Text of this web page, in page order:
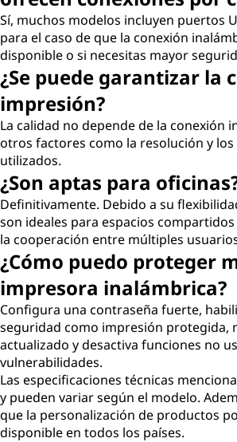
Sí, muchos modelos incluyen puertos
para el caso de que la conexión
disponible o si necesitas mayor
¿Se puede garantizar la
impresión?
La calidad no depende de la conexión
otros factores como la resolución y
utilizados.
¿Son aptas para
Definitivamente. Debido a su
son ideales para espacios
la cooperación entre múltiples
¿Cómo puedo proteger
impresora inalámbrica?
Configura una contraseña fuerte,
seguridad como impresión protegida,
actualizado y desactiva funciones no
vulnerabilidades.
Las especificaciones técnicas
y pueden variar según el modelo.
que la personalización de productos
disponible en todos los países.